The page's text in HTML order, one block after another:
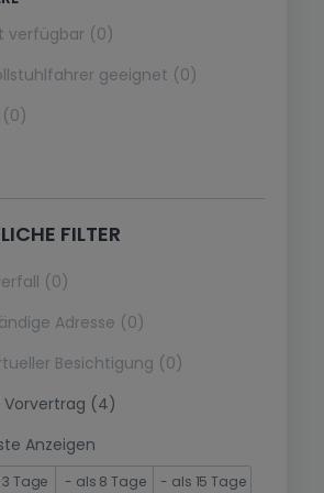
(0)
(0)
verfügbar (0)
geeignet (0)
(0)
(0)
(0)
(0)
(0)
FILTER
(0)
Adresse (0)
Besichtigung (0)
Vorvertrag (4)
Anzeigen
Tage - als 8 Tage - als 15 Tage